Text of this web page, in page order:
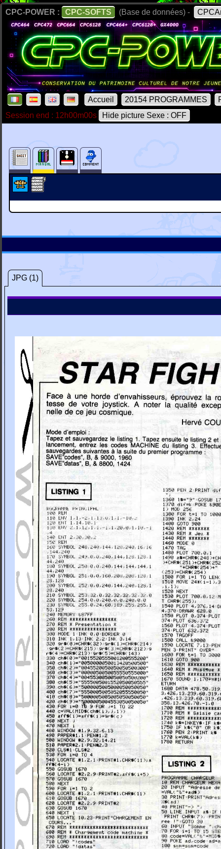
CPC-POWER : CPC-SOFTS (Base de données) -
Accueil 20154 PROGRAMMES
Session end : 12h00m00s
Hide picture Sexe : OFF
JPG (1)